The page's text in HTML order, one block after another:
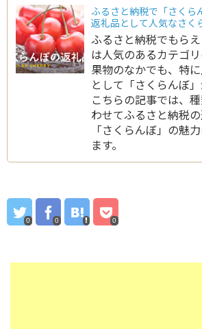
ふるさと納税で「さくら
返礼品として人気なさく
ふるさと納税でもら
は人気のあるカテゴ
果物のなかでも、特
として「さくらんぼ」
こちらの記事では、
わせてふるさと納税
「さくらんぼ」の魅
ます。
0 0 0